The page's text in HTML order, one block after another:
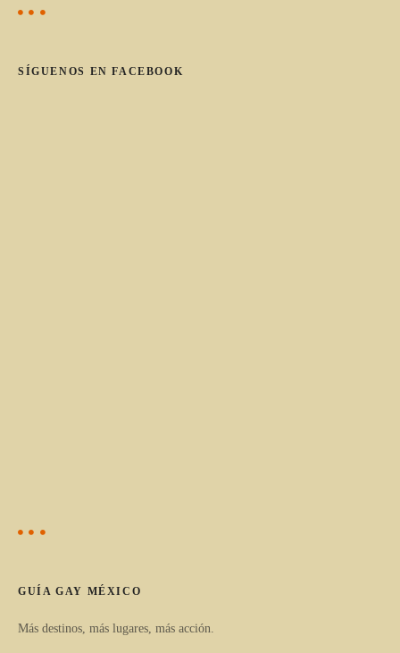
e
o
SÍGUENOS EN FACEBOOK
GUÍA GAY MÉXICO
Más destinos, más lugares, más acción.